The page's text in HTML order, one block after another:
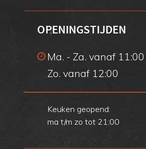
OPENINGSTIJDEN
Ma. - Za. vanaf 11:00
Zo. vanaf 12:00
Keuken geopend:
ma t/m zo tot 21:00